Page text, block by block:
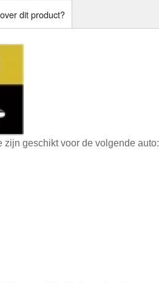
dit product?
geschikt voor de volgende auto: